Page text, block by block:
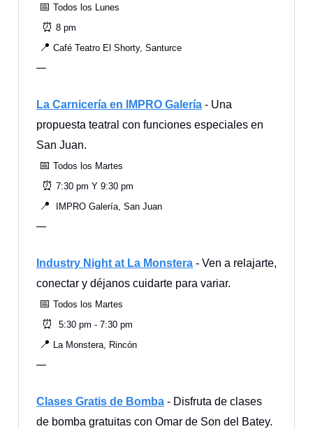
📅 Todos los Lunes
⏰ 8 pm
📍 Café Teatro El Shorty, Santurce
—
La Carnicería en IMPRO Galería - Una
propuesta teatral con funciones especiales en
San Juan.
📅 Todos los Martes
⏰ 7:30 pm Y 9:30 pm
📍 IMPRO Galería, San Juan
—
Industry Night at La Monstera - Ven a relajarte,
conectar y déjanos cuidarte para variar.
📅 Todos los Martes
⏰ 5:30 pm - 7:30 pm
📍 La Monstera, Rincón
—
Clases Gratis de Bomba - Disfruta de clases
de bomba gratuitas con Omar de Son del Batey.